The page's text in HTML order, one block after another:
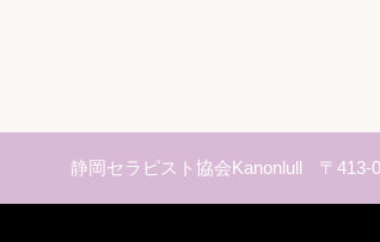
静岡セラピスト協会Kanonlull 〒413-